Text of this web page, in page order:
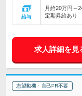
給与
月給20万円～
定期昇給あり
求人詳細を見
志望動機・自己PR不要